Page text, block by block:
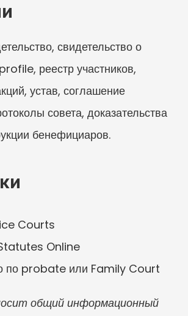
свидетельство о
реестр участников,
устав, соглашение
совета, доказательства
бенефициаров.
Courts
Online
по probate или Family Court
общий информационный